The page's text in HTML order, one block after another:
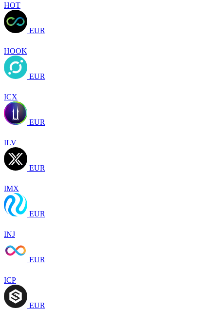
HOT
EUR
HOOK
EUR
ICX
EUR
ILV
EUR
IMX
EUR
INJ
EUR
ICP
EUR